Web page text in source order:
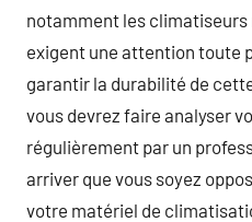
notamment les
exigent une attention toute
garantir la durabilité de
vous devrez faire analyser
régulièrement par un
arriver que vous soyez
votre matériel de